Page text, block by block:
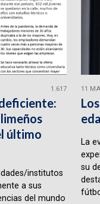
1.617
último
institutos
a sus
del mundo
11
La
su